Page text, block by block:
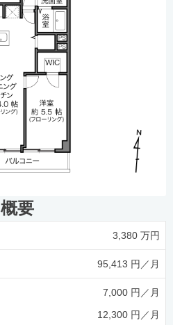
概要
3,380 万円
95,413 円／月
7,000 円／月
12,300 円／月